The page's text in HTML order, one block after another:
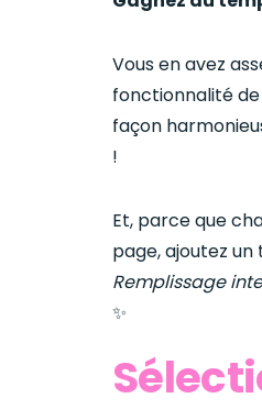
Vous en avez
fonctionnalité
façon
!
Et, parce que
page, ajoutez
Remplissage
✨